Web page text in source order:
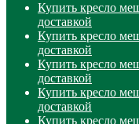
Купить кресло
доставкой
Купить кресло
доставкой
Купить кресло
доставкой
Купить кресло
доставкой
Купить кресло